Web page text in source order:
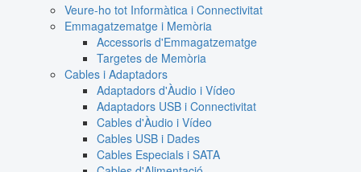
Veure-ho tot Informàtica i Connectivitat
Emmagatzematge i Memòria
Accessoris d'Emmagatzematge
Targetes de Memòria
Cables i Adaptadors
Adaptadors d'Àudio i Vídeo
Adaptadors USB i Connectivitat
Cables d'Àudio i Vídeo
Cables USB i Dades
Cables Especials i SATA